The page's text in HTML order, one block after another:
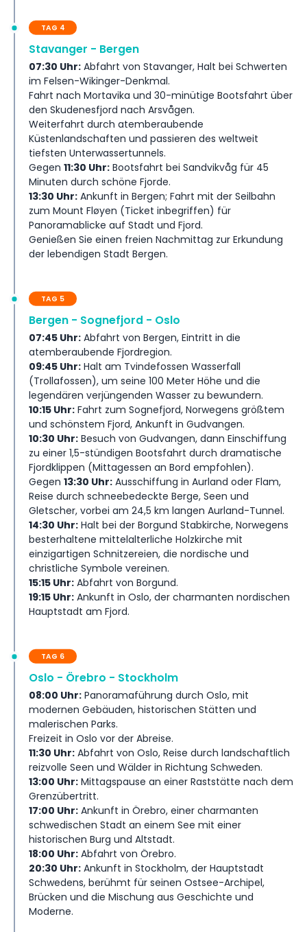
TAG 4
Stavanger - Bergen
07:30 Uhr: Abfahrt von Stavanger, Halt bei Schwerten
im Felsen-Wikinger-Denkmal.
Fahrt nach Mortavika und 30-minütige Bootsfahrt über
den Skudenesfjord nach Arsvågen.
Weiterfahrt durch atemberaubende
Küstenlandschaften und passieren des weltweit
tiefsten Unterwassertunnels.
Gegen 11:30 Uhr: Bootsfahrt bei Sandvikvåg für 45
Minuten durch schöne Fjorde.
13:30 Uhr: Ankunft in Bergen; Fahrt mit der Seilbahn
zum Mount Fløyen (Ticket inbegriffen) für
Panoramablicke auf Stadt und Fjord.
Genießen Sie einen freien Nachmittag zur Erkundung
der lebendigen Stadt Bergen.
TAG 5
Bergen - Sognefjord - Oslo
07:45 Uhr: Abfahrt von Bergen, Eintritt in die
atemberaubende Fjordregion.
09:45 Uhr: Halt am Tvindefossen Wasserfall
(Trollafossen), um seine 100 Meter Höhe und die
legendären verjüngenden Wasser zu bewundern.
10:15 Uhr: Fahrt zum Sognefjord, Norwegens größtem
und schönstem Fjord, Ankunft in Gudvangen.
10:30 Uhr: Besuch von Gudvangen, dann Einschiffung
zu einer 1,5-stündigen Bootsfahrt durch dramatische
Fjordklippen (Mittagessen an Bord empfohlen).
Gegen 13:30 Uhr: Ausschiffung in Aurland oder Flam,
Reise durch schneebedeckte Berge, Seen und
Gletscher, vorbei am 24,5 km langen Aurland-Tunnel.
14:30 Uhr: Halt bei der Borgund Stabkirche, Norwegens
besterhaltene mittelalterliche Holzkirche mit
einzigartigen Schnitzereien, die nordische und
christliche Symbole vereinen.
15:15 Uhr: Abfahrt von Borgund.
19:15 Uhr: Ankunft in Oslo, der charmanten nordischen
Hauptstadt am Fjord.
TAG 6
Oslo - Örebro - Stockholm
08:00 Uhr: Panoramaführung durch Oslo, mit
modernen Gebäuden, historischen Stätten und
malerischen Parks.
Freizeit in Oslo vor der Abreise.
11:30 Uhr: Abfahrt von Oslo, Reise durch landschaftlich
reizvolle Seen und Wälder in Richtung Schweden.
13:00 Uhr: Mittagspause an einer Raststätte nach dem
Grenzübertritt.
17:00 Uhr: Ankunft in Örebro, einer charmanten
schwedischen Stadt an einem See mit einer
historischen Burg und Altstadt.
18:00 Uhr: Abfahrt von Örebro.
20:30 Uhr: Ankunft in Stockholm, der Hauptstadt
Schwedens, berühmt für seinen Ostsee-Archipel,
Brücken und die Mischung aus Geschichte und
Moderne.